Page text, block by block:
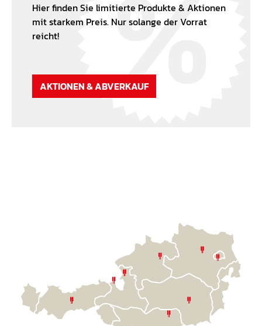
Hier finden Sie limitierte Produkte & Aktionen
mit starkem Preis. Nur solange der Vorrat
reicht!
AKTIONEN & ABVERKAUF